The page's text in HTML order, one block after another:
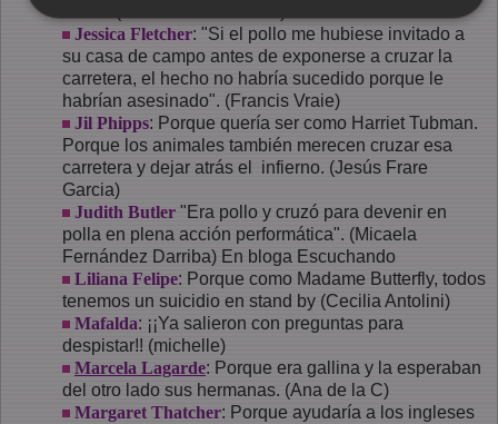
Jessica Fletcher: "Si el pollo me hubiese invitado a
su casa de campo antes de exponerse a cruzar la
carretera, el hecho no habría sucedido porque le
habrían asesinado". (Francis Vraie)
Jil Phipps: Porque quería ser como Harriet Tubman.
Porque los animales también merecen cruzar esa
carretera y dejar atrás el infierno. (Jesús Frare
Garcia)
Judith Butler "Era pollo y cruzó para devenir en
polla en plena acción performática". (Micaela
Fernández Darriba) En bloga Escuchando
Liliana Felipe: Porque como Madame Butterfly, todos
tenemos un suicidio en stand by (Cecilia Antolini)
Mafalda: ¡¡Ya salieron con preguntas para
despistar!! (michelle)
Marcela Lagarde: Porque era gallina y la esperaban
del otro lado sus hermanas. (Ana de la C)
Margaret Thatcher: Porque ayudaría a los ingleses